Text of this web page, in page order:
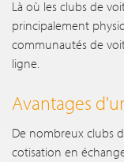
Là où les clubs de
principalement
communautés de
ligne.
Avantages
De nombreux clubs
cotisation en